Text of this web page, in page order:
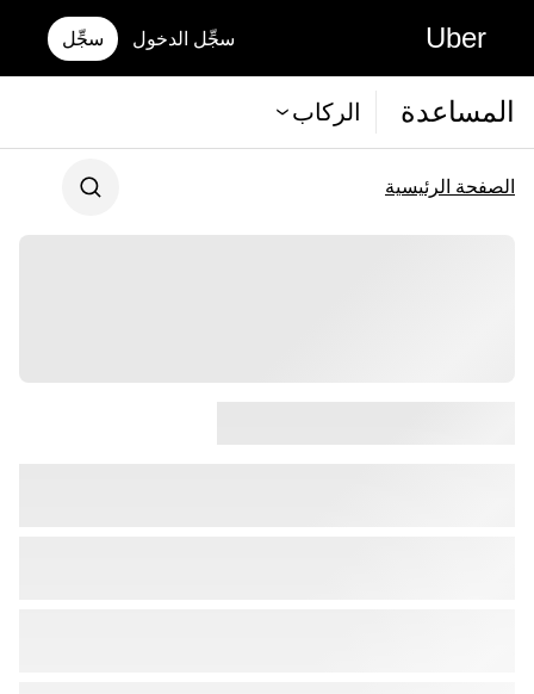
Uber سجِّل الدخول سجِّل
المساعدة الركاب
الصفحة الرئيسية